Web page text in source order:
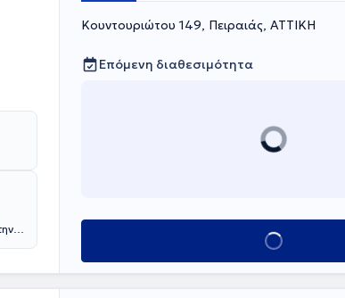
Κουντουριώτου 149, Πειραιάς, ΑΤΤΙΚΗ
Επόμενη διαθεσιμότητα
Κλείσε ραντεβού